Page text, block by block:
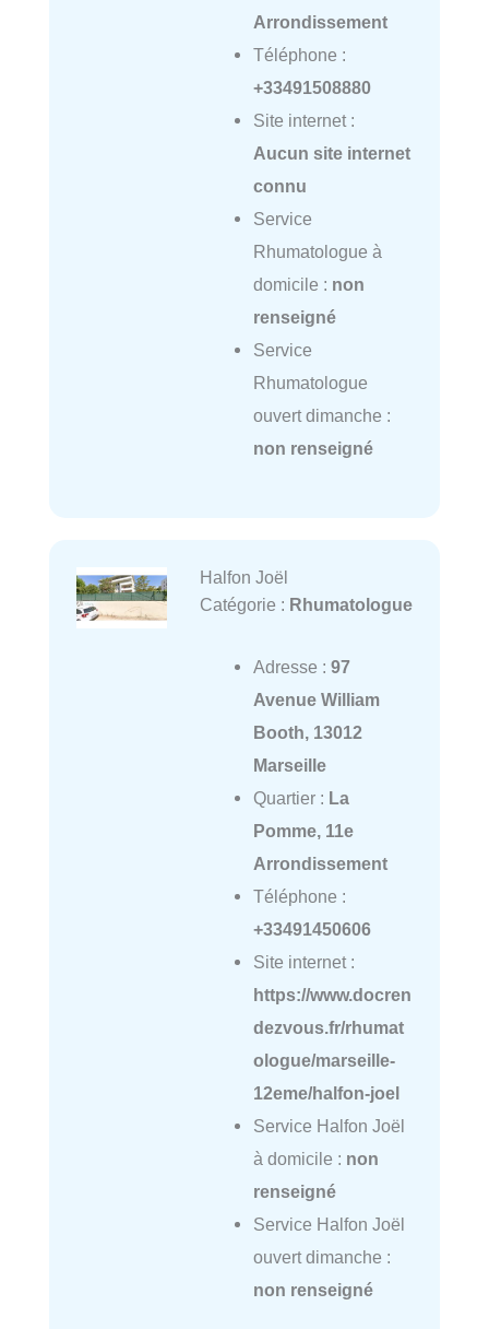
Arrondissement
Téléphone :
+33491508880
Site internet :
Aucun site internet
connu
Service
Rhumatologue à
domicile : non
renseigné
Service
Rhumatologue
ouvert dimanche :
non renseigné
Halfon Joël
Catégorie : Rhumatologue
Adresse : 97
Avenue William
Booth, 13012
Marseille
Quartier : La
Pomme, 11e
Arrondissement
Téléphone :
+33491450606
Site internet :
https://www.docren
dezvous.fr/rhumat
ologue/marseille-
12eme/halfon-joel
Service Halfon Joël
à domicile : non
renseigné
Service Halfon Joël
ouvert dimanche :
non renseigné